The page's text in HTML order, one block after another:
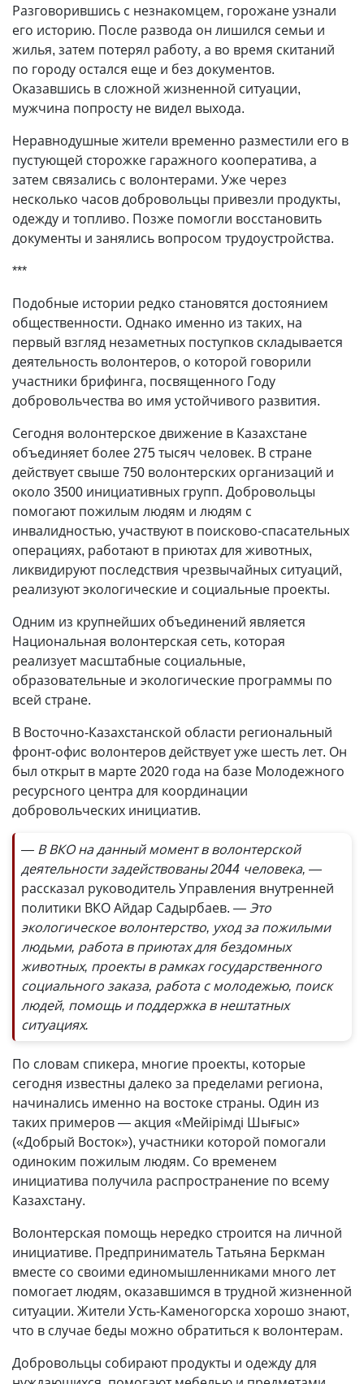
Разговорившись с незнакомцем, горожане узнали
его историю. После развода он лишился семьи и
жилья, затем потерял работу, а во время скитаний
по городу остался еще и без документов.
Оказавшись в сложной жизненной ситуации,
мужчина попросту не видел выхода.
Неравнодушные жители временно разместили его в
пустующей сторожке гаражного кооператива, а
затем связались с волонтерами. Уже через
несколько часов добровольцы привезли продукты,
одежду и топливо. Позже помогли восстановить
документы и занялись вопросом трудоустройства.
***
Подобные истории редко становятся достоянием
общественности. Однако именно из таких, на
первый взгляд незаметных поступков складывается
деятельность волонтеров, о которой говорили
участники брифинга, посвященного Году
добровольчества во имя устойчивого развития.
Сегодня волонтерское движение в Казахстане
объединяет более 275 тысяч человек. В стране
действует свыше 750 волонтерских организаций и
около 3500 инициативных групп. Добровольцы
помогают пожилым людям и людям с
инвалидностью, участвуют в поисково-спасательных
операциях, работают в приютах для животных,
ликвидируют последствия чрезвычайных ситуаций,
реализуют экологические и социальные проекты.
Одним из крупнейших объединений является
Национальная волонтерская сеть, которая
реализует масштабные социальные,
образовательные и экологические программы по
всей стране.
В Восточно-Казахстанской области региональный
фронт-офис волонтеров действует уже шесть лет. Он
был открыт в марте 2020 года на базе Молодежного
ресурсного центра для координации
добровольческих инициатив.
— В ВКО на данный момент в волонтерской
деятельности задействованы 2044 человека, —
рассказал руководитель Управления внутренней
политики ВКО Айдар Садырбаев. — Это
экологическое волонтерство, уход за пожилыми
людьми, работа в приютах для бездомных
животных, проекты в рамках государственного
социального заказа, работа с молодежью, поиск
людей, помощь и поддержка в нештатных
ситуациях.
По словам спикера, многие проекты, которые
сегодня известны далеко за пределами региона,
начинались именно на востоке страны. Один из
таких примеров — акция «Мейірімді Шығыс»
(«Добрый Восток»), участники которой помогали
одиноким пожилым людям. Со временем
инициатива получила распространение по всему
Казахстану.
Волонтерская помощь нередко строится на личной
инициативе. Предприниматель Татьяна Беркман
вместе со своими единомышленниками много лет
помогает людям, оказавшимся в трудной жизненной
ситуации. Жители Усть-Каменогорска хорошо знают,
что в случае беды можно обратиться к волонтерам.
Добровольцы собирают продукты и одежду для